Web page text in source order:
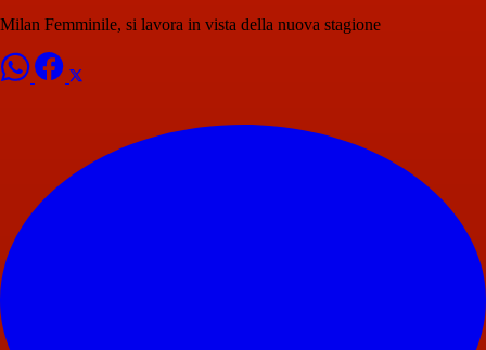
Milan Femminile, si lavora in vista della nuova stagione